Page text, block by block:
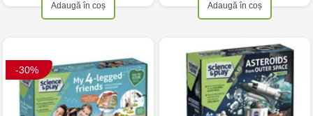
Adaugă în coș Adaugă în coș
-30%